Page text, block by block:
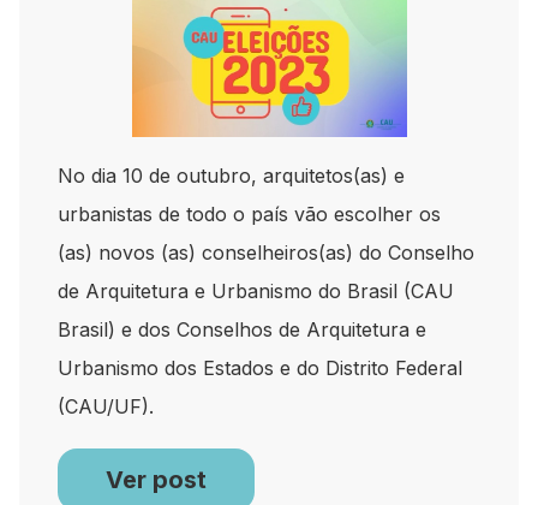
No dia 10 de outubro, arquitetos(as) e
urbanistas de todo o país vão escolher os
(as) novos (as) conselheiros(as) do Conselho
de Arquitetura e Urbanismo do Brasil (CAU
Brasil) e dos Conselhos de Arquitetura e
Urbanismo dos Estados e do Distrito Federal
(CAU/UF).
Ver post